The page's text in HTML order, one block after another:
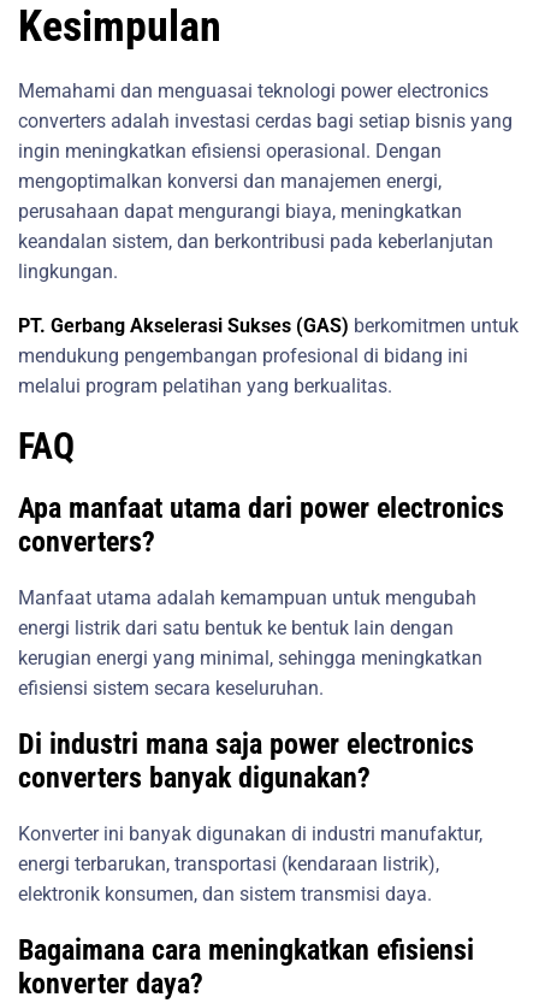
Kesimpulan
Memahami dan menguasai teknologi power electronics
converters adalah investasi cerdas bagi setiap bisnis yang
ingin meningkatkan efisiensi operasional. Dengan
mengoptimalkan konversi dan manajemen energi,
perusahaan dapat mengurangi biaya, meningkatkan
keandalan sistem, dan berkontribusi pada keberlanjutan
lingkungan.
PT. Gerbang Akselerasi Sukses (GAS) berkomitmen untuk
mendukung pengembangan profesional di bidang ini
melalui program pelatihan yang berkualitas.
FAQ
Apa manfaat utama dari power electronics
converters?
Manfaat utama adalah kemampuan untuk mengubah
energi listrik dari satu bentuk ke bentuk lain dengan
kerugian energi yang minimal, sehingga meningkatkan
efisiensi sistem secara keseluruhan.
Di industri mana saja power electronics
converters banyak digunakan?
Konverter ini banyak digunakan di industri manufaktur,
energi terbarukan, transportasi (kendaraan listrik),
elektronik konsumen, dan sistem transmisi daya.
Bagaimana cara meningkatkan efisiensi
konverter daya?